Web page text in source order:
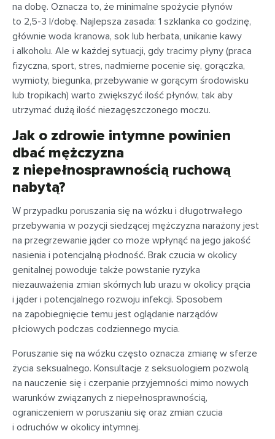
na dobę. Oznacza to, że minimalne spożycie płynów
to 2,5-3 l/dobę. Najlepsza zasada: 1 szklanka co godzinę,
głównie woda kranowa, sok lub herbata, unikanie kawy
i alkoholu. Ale w każdej sytuacji, gdy tracimy płyny (praca
fizyczna, sport, stres, nadmierne pocenie się, gorączka,
wymioty, biegunka, przebywanie w gorącym środowisku
lub tropikach) warto zwiększyć ilość płynów, tak aby
utrzymać dużą ilość niezagęszczonego moczu.
Jak o zdrowie intymne powinien
dbać mężczyzna
z niepełnosprawnością ruchową
nabytą?
W przypadku poruszania się na wózku i długotrwałego
przebywania w pozycji siedzącej mężczyzna narażony jest
na przegrzewanie jąder co może wpłynąć na jego jakość
nasienia i potencjalną płodność. Brak czucia w okolicy
genitalnej powoduje także powstanie ryzyka
niezauważenia zmian skórnych lub urazu w okolicy prącia
i jąder i potencjalnego rozwoju infekcji. Sposobem
na zapobiegnięcie temu jest oglądanie narządów
płciowych podczas codziennego mycia.
Poruszanie się na wózku często oznacza zmianę w sferze
życia seksualnego. Konsultacje z seksuologiem pozwolą
na nauczenie się i czerpanie przyjemności mimo nowych
warunków związanych z niepełnosprawnością,
ograniczeniem w poruszaniu się oraz zmian czucia
i odruchów w okolicy intymnej.